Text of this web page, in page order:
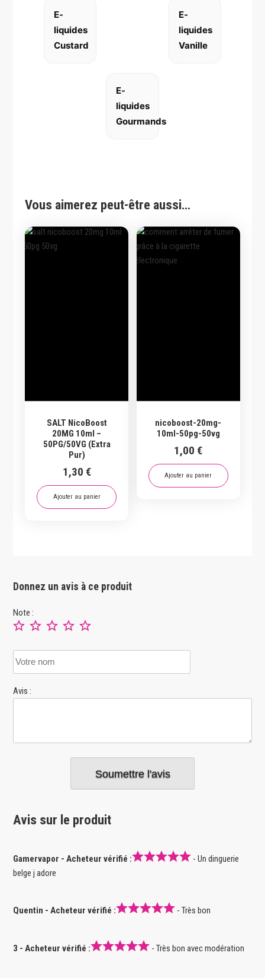
E-
liquides
Custard
E-
liquides
Vanille
E-
liquides
Gourmands
Vous aimerez peut-être aussi…
SALT NicoBoost
20MG 10ml –
50PG/50VG (Extra
Pur)
1,30 €
Ajouter au panier
nicoboost-20mg-
10ml-50pg-50vg
1,00€
Ajouter au panier
Donnez un avis à ce produit
Note :
Avis :
Avis sur le produit
Gamervapor - Acheteur vérifié :
- Un dinguerie
belge j adore
Quentin - Acheteur vérifié : - Très bon
3 - Acheteur vérifié : - Très bon avec modération